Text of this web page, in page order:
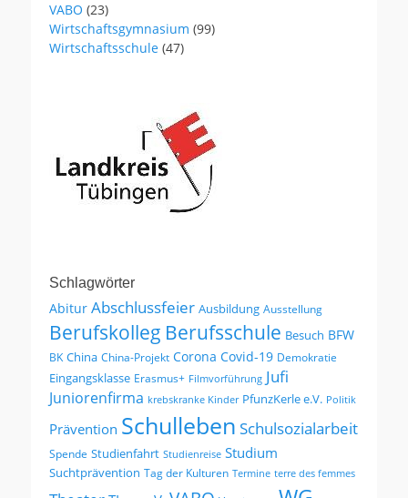
VABO (23)
Wirtschaftsgymnasium (99)
Wirtschaftsschule (47)
Schlagwörter
Abitur Abschlussfeier Ausbildung Ausstellung
Berufskolleg Berufsschule Besuch BFW
BK China China-Projekt Corona Covid-19 Demokratie
Eingangsklasse Erasmus+ Filmvorführung Jufi
Juniorenfirma krebskranke Kinder PfunzKerle e.V. Politik
Prävention Schulleben Schulsozialarbeit
Spende Studienfahrt Studienreise Studium
Suchtprävention Tag der Kulturen Termine terre des femmes